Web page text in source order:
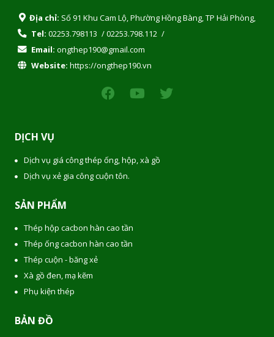
Địa chỉ: Số 91 Khu Cam Lộ, Phường Hồng Bàng, TP Hải Phòng,
Tel: 02253.798113 /02253.798.112 /
Email: ongthep190@gmail.com
Website: https://ongthep190.vn
DỊCH VỤ
Dịch vụ giá công thép ống, hộp, xà gồ
Dịch vụ xẻ gia công cuộn tôn.
SẢN PHẨM
Thép hộp cacbon hàn cao tần
Thép ống cacbon hàn cao tần
Thép cuộn - băng xẻ
Xà gồ đen, mạ kẽm
Phụ kiện thép
BẢN ĐỒ